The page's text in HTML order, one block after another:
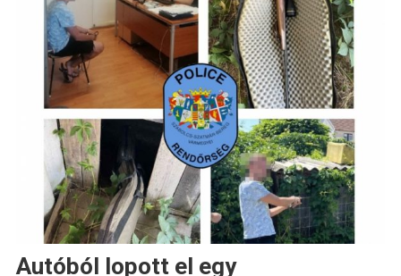
Autóból lopott el egy